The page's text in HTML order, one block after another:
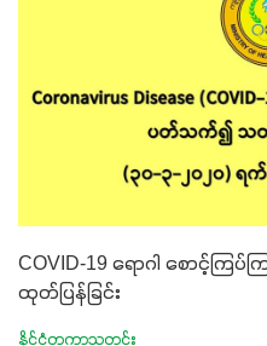
COVID-19 ရောဂါ စောင့်
ထုတ်ပြန်ခြင်း
နိုင်ငံတကာသတင်း